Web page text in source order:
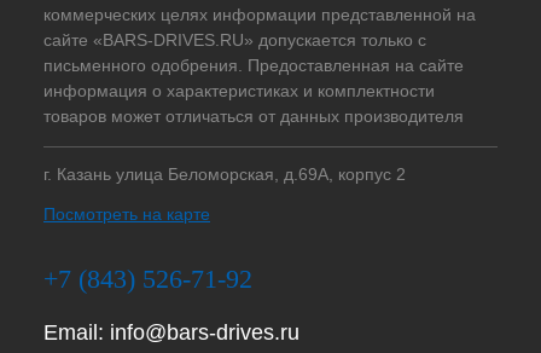
коммерческих целях информации представленной на
сайте «BARS-DRIVES.RU» допускается только с
письменного одобрения. Предоставленная на сайте
информация о характеристиках и комплектности
товаров может отличаться от данных производителя
г. Казань улица Беломорская, д.69А, корпус 2
Посмотреть на карте
+7 (843) 526-71-92
Email: info@bars-drives.ru